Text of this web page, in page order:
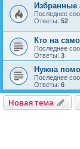
Избранные
Последнее
Ответы: 52
Кто на
Последнее
Ответы: 3
Нужна
Последнее
Ответы: 6
Новая тема
Новаятема